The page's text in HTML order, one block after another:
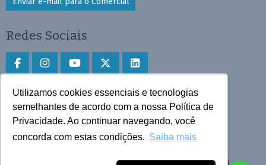
Utilizamos cookies essenciais e tecnologias
semelhantes de acordo com a nossa Política de
Privacidade. Ao continuar navegando, você
concorda com estas condições. Saiba mais
Redes Sociais
Faça download do aplicativo
Play Store e App Store